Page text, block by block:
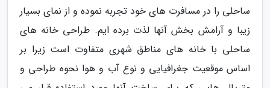
ساحلی را در مسافرت های خود تجربه نموده و از نمای بسیار
زیبا و آرامش بخش آنها لذت برده ایم. طراحی خانه های
ساحلی با خانه های مناطق شهری متفاوت است زیرا بر
اساس موقعیت جغرافیایی و نوع آب و هوا نحوه طراحی و